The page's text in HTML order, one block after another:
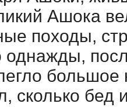
Ашока
походы,
большое
сколько